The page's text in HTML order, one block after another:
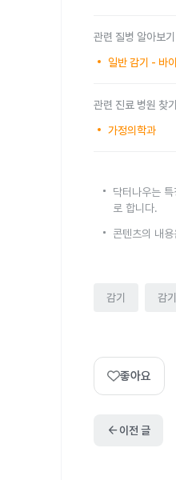
관련 질병 알아보기
일반 감기 - 바
관련 진료 병원 찾
가정의학과
닥터나우는
로 합니다.
콘텐츠의 내
감기 감
좋아요
arrow_back이전 글